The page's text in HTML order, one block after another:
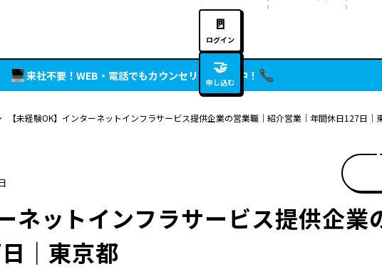
🚪
ログイン
🤝
申し込む
来社不要！WEB・電話でもカウンセリング実施中！
【未経験OK】インターネットインフラサービス提供企業の営業職｜紹介営業｜年間休日127日｜
ネットインフラサービス提供企業
｜東京都